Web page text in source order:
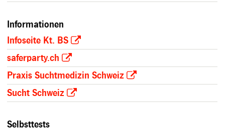
Informationen
Infoseite Kt. BS
saferparty.ch
Praxis Suchtmedizin Schweiz
Sucht Schweiz
Selbsttests